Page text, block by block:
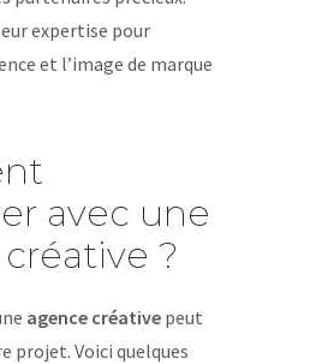
expertise pour
et l’image de marque
avec une
?
agence créative peut
projet. Voici quelques